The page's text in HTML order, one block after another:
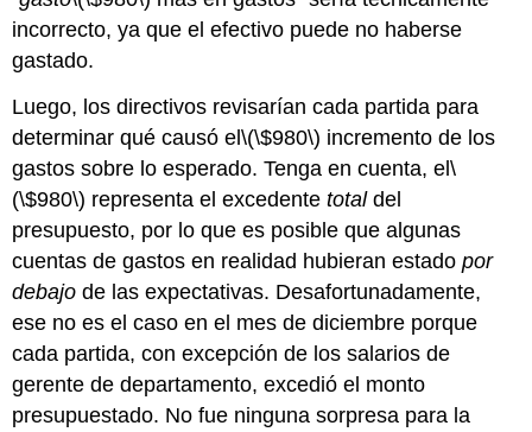
incorrecto, ya que el efectivo puede no haberse
gastado.
Luego, los directivos revisarían cada partida para
determinar qué causó el\(\$980\) incremento de los
gastos sobre lo esperado. Tenga en cuenta, el\
(\$980\) representa el excedentetotaldel
presupuesto, por lo que es posible que algunas
cuentas de gastos en realidad hubieran estadopor
debajo de las expectativas. Desafortunadamente,
ese no es el caso en el mes de diciembre porque
cada partida, con excepción de los salarios de
gerente de departamento, excedió el monto
presupuestado. No fue ninguna sorpresa para la